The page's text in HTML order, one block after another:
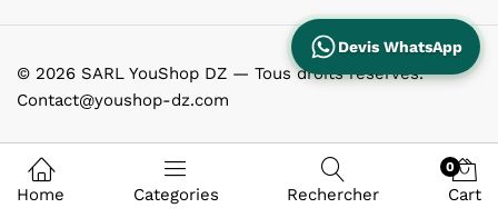
© 2026 SARL YouShop DZ — Tous droits réservés.
Contact@youshop-dz.com
Home Categories Rechercher
0
Cart
Devis WhatsApp